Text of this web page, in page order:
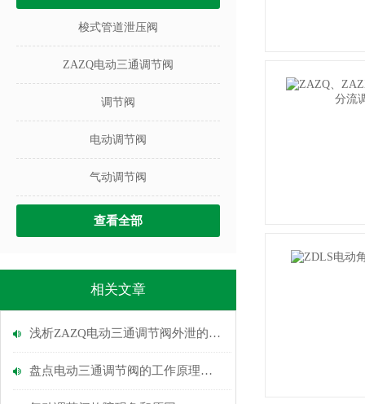
梭式管道泄压阀
ZAZQ电动三通调节阀
调节阀
电动调节阀
气动调节阀
查看全部
相关文章
浅析ZAZQ电动三通调节阀外泄的解决方法
盘点电动三通调节阀的工作原理和特点